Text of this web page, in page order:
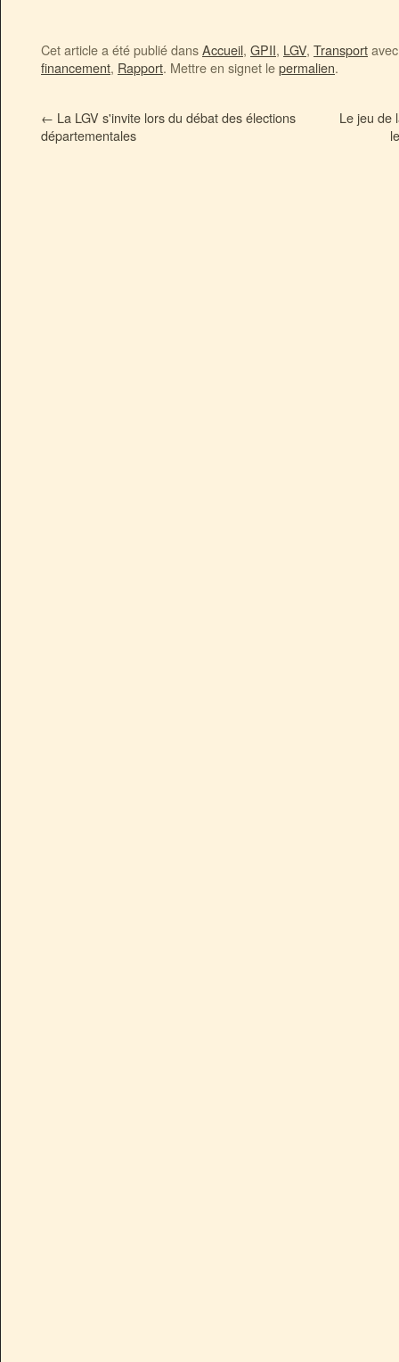
Cet article a été publié dansAccueil, GPII, LGV, Transport
financement, Rapport. Mettre en signet lepermalien.
← La LGV s'invite lors du débat des élections
départementales
Le jeu de